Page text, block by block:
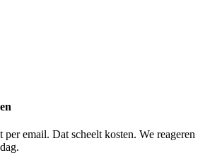
email. Dat scheelt kosten. We reageren